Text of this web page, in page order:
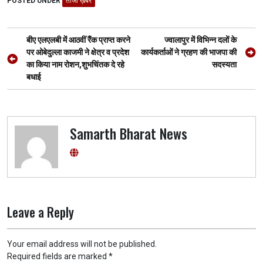
b
o
o
k
er s
A
p
p
a
m
g
er
Post
navigation
बीए एलएलबी में आठवीं रैंक प्राप्त करने
पर ओबेदुल्ला काजमी ने क्षेत्र व प्रदेश
का किया नाम रोशन,शुभचिंतक दे रहे
बधाई
ज्वालापुर में विभिन्न दलों के
कार्यकर्ताओं ने ग्रहण की भाजपा की
सदस्यता
Samarth Bharat News
Leave a Reply
Your email address will not be published.
Required fields are marked *